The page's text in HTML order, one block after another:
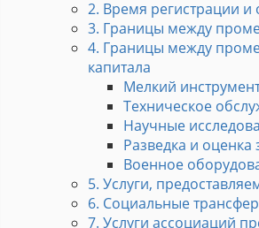
2. Время регистрации
3. Границы между
4. Границы между
капитала
Мелкий
Техническое
Научные
Разведка и
Военное
5. Услуги,
6. Социальные
7. Услуги ассоциаций